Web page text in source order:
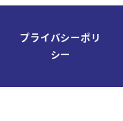
プライバシーポリ
シー